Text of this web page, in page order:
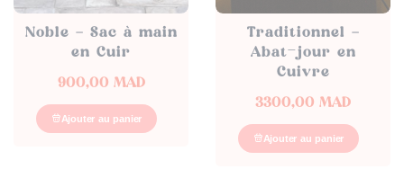
Noble – Sac à main
en Cuir
900,00 MAD
Ajouter au panier
Traditionnel –
Abat-jour en
Cuivre
3300,00 MAD
Ajouter au panier